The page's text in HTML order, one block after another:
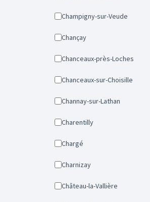
Champigny-sur-Veude
Chançay
Chanceaux-près-Loches
Chanceaux-sur-Choisille
Channay-sur-Lathan
Charentilly
Chargé
Charnizay
Château-la-Vallière